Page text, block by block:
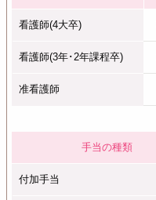
看護師(4大卒)
看護師(3年･2年課程卒)
准看護師
手当の種類
付加手当